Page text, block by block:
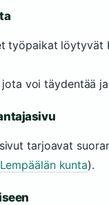
työpaikat löytyvät
voi täydentää
tarjoavat
Lempäälän kunta).